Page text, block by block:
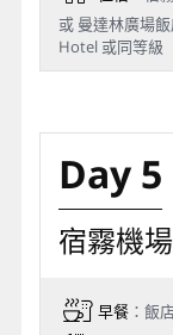
或 曼達林廣場
Hotel 或同等級
Day 5
宿霧機
早餐：飯